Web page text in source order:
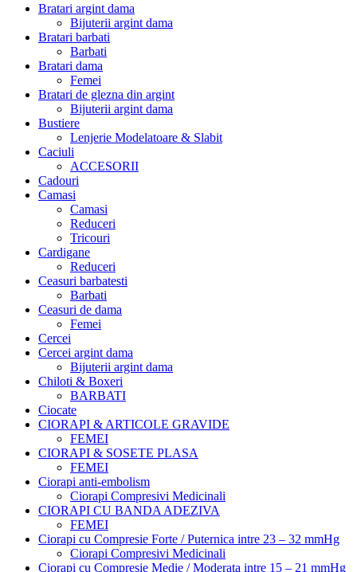
Bratari argint dama
Bijuterii argint dama
Bratari barbati
Barbati
Bratari dama
Femei
Bratari de glezna din argint
Bijuterii argint dama
Bustiere
Lenjerie Modelatoare & Slabit
Caciuli
ACCESORII
Cadouri
Camasi
Camasi
Reduceri
Tricouri
Cardigane
Reduceri
Ceasuri barbatesti
Barbati
Ceasuri de dama
Femei
Cercei
Cercei argint dama
Bijuterii argint dama
Chiloti & Boxeri
BARBATI
Ciocate
CIORAPI & ARTICOLE GRAVIDE
FEMEI
CIORAPI & SOSETE PLASA
FEMEI
Ciorapi anti-embolism
Ciorapi Compresivi Medicinali
CIORAPI CU BANDA ADEZIVA
FEMEI
Ciorapi cu Compresie Forte / Puternica intre 23 – 32 mmHg
Ciorapi Compresivi Medicinali
Ciorapi cu Compresie Medie / Moderata intre 15 – 21 mmHg